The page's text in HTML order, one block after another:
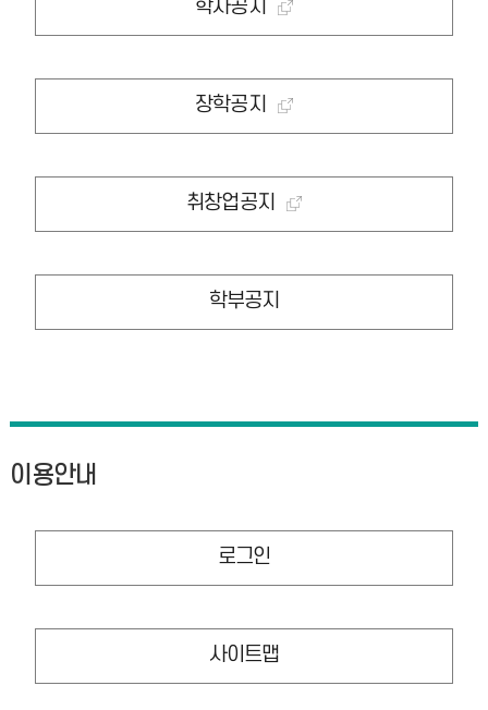
학사공지
장학공지
취창업공지
학부공지
이용안내
로그인
사이트맵